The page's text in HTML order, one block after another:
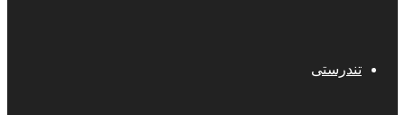
تندرستی